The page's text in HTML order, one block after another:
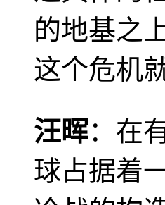
的地基之
这个危机
汪晖：在
球占据着